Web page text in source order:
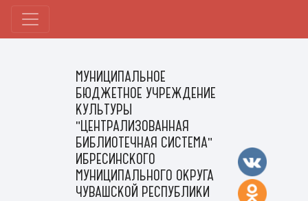
МУНИЦИПАЛЬНОЕ
БЮДЖЕТНОЕ УЧРЕЖДЕНИЕ
КУЛЬТУРЫ
"ЦЕНТРАЛИЗОВАННАЯ
БИБЛИОТЕЧНАЯ СИСТЕМА"
ИБРЕСИНСКОГО
МУНИЦИПАЛЬНОГО ОКРУГА
ЧУВАШСКОЙ РЕСПУБЛИКИ